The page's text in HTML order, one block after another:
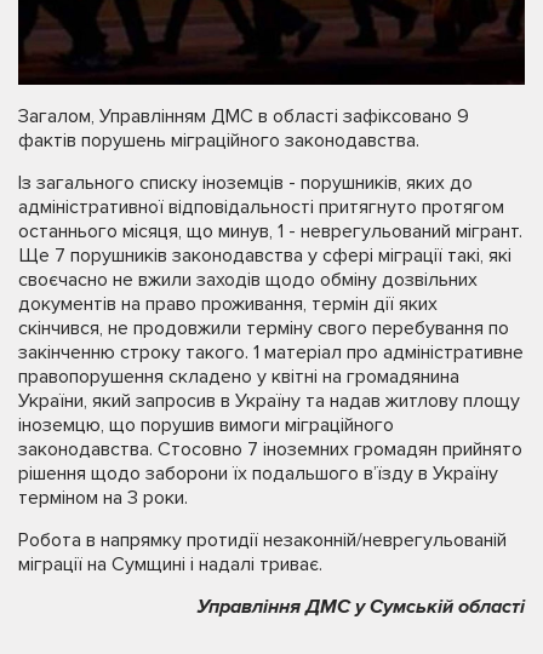
Загалом, Управлінням ДМС в області зафіксовано 9
фактів порушень міграційного законодавства.
Із загального списку іноземців - порушників, яких до
адміністративної відповідальності притягнуто протягом
останнього місяця, що минув, 1 - неврегульований мігрант.
Ще 7 порушників законодавства у сфері міграції такі, які
своєчасно не вжили заходів щодо обміну дозвільних
документів на право проживання, термін дії яких
скінчився, не продовжили терміну свого перебування по
закінченню строку такого. 1 матеріал про адміністративне
правопорушення складено у квітні на громадянина
України, який запросив в Україну та надав житлову площу
іноземцю, що порушив вимоги міграційного
законодавства. Стосовно 7 іноземних громадян прийнято
рішення щодо заборони їх подальшого в’їзду в Україну
терміном на 3 роки.
Робота в напрямку протидії незаконній/неврегульованій
міграції на Сумщині і надалі триває.
Управління ДМС у Сумській області